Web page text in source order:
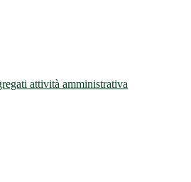
attività amministrativa